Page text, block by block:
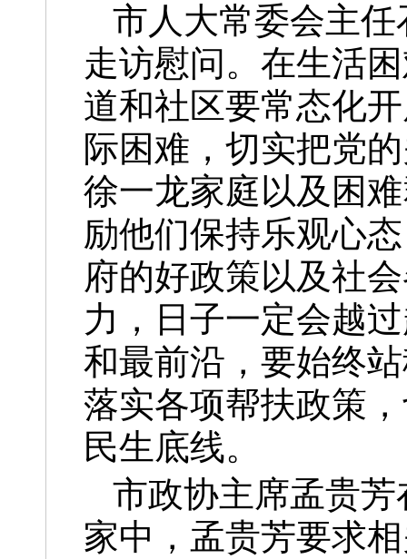
市人大常委会主
走访慰问。在生活
道和社区要常态化
际困难，切实把党
徐一龙家庭以及困
励他们保持乐观心
府的好政策以及社
力，日子一定会越
和最前沿，要始终
落实各项帮扶政策
民生底线。
市政协主席孟贵
家中，孟贵芳要求